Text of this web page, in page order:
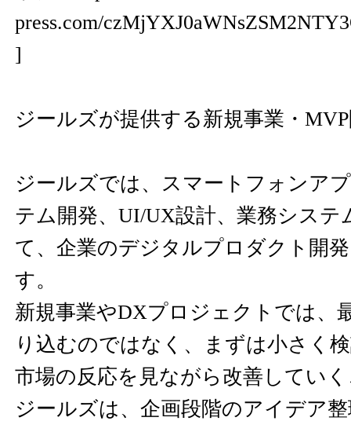
press.com/
]
ジールズが提供する新規事業・
ジールズでは、スマートフォンア
テム開発、UI/UX設計、業務システ
て、企業のデジタルプロダクト開
す。
新規事業やDXプロジェクトでは、
り込むのではなく、まずは小さく
市場の反応を見ながら改善してい
ジールズは、企画段階のアイデア